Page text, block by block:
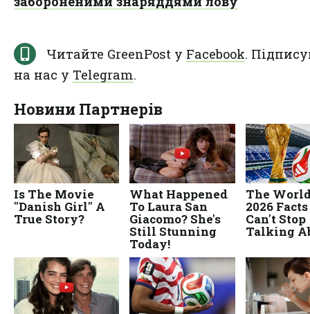
Читайте GreenPost у Facebook.
на нас у Telegram.